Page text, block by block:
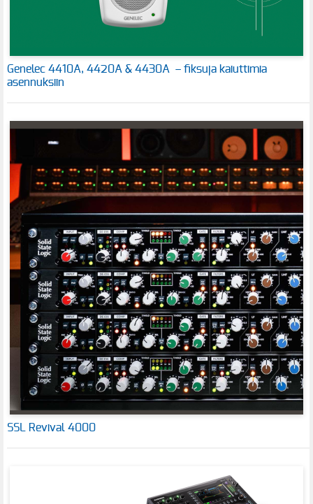
Genelec 4410A, 4420A & 4430A – fiksuja kaiuttimia
asennuksiin
SSL Revival 4000